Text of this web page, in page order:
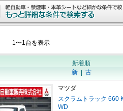
1〜1台を表示
新着順
新| 古
マツダ
スクラムトラック 660
WD